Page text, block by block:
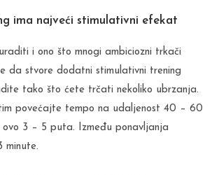
ima najveći stimulativni efekat
i ono što mnogi ambiciozni trkači
da stvore dodatni stimulativni trening
tako što ćete trčati nekoliko ubrzanja.
povećajte tempo na udaljenost 40 – 60
ovo 3 – 5 puta. Između ponavljanja
minute.